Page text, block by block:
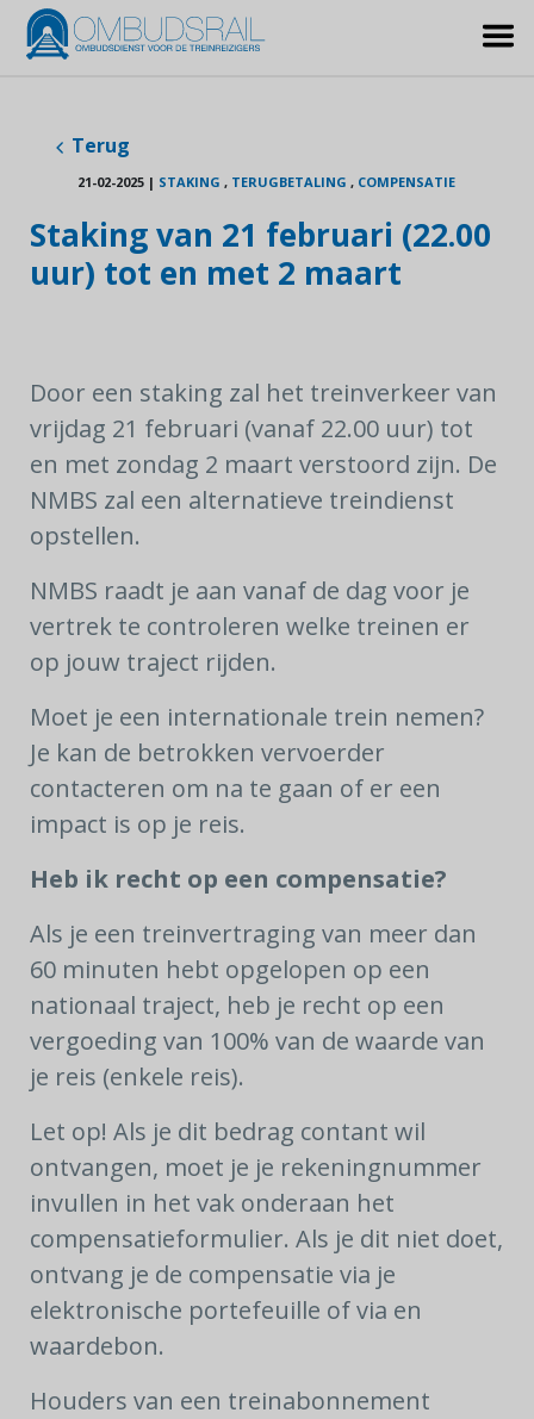
Terug
21-02-2025 | STAKING , TERUGBETALING , COMPENSATIE
Staking van 21 februari (22.00
uur) tot en met 2 maart
Door een staking zal het treinverkeer van
vrijdag 21 februari (vanaf 22.00 uur) tot
en met zondag 2 maart verstoord zijn. De
NMBS zal een alternatieve treindienst
opstellen.
NMBS raadt je aan vanaf de dag voor je
vertrek te controleren welke treinen er
op jouw traject rijden.
Moet je een internationale trein nemen?
Je kan de betrokken vervoerder
contacteren om na te gaan of er een
impact is op je reis.
Heb ik recht op een compensatie?
Als je een treinvertraging van meer dan
60 minuten hebt opgelopen op een
nationaal traject, heb je recht op een
vergoeding van 100% van de waarde van
je reis (enkele reis).
Let op! Als je dit bedrag contant wil
ontvangen, moet je je rekeningnummer
invullen in het vak onderaan het
compensatieformulier. Als je dit niet doet,
ontvang je de compensatie via je
elektronische portefeuille of via en
waardebon.
Houders van een treinabonnement